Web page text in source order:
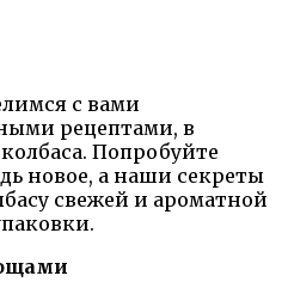
с вами
рецептами, в
Попробуйте
новое, а наши секреты
свежей и ароматной